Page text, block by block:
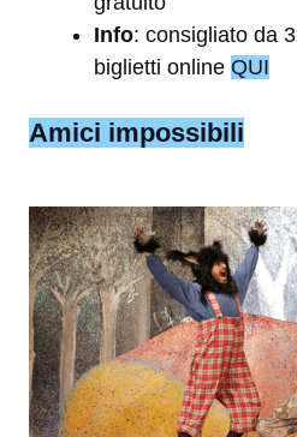
Info: consigliato da
biglietti online QUI
Amici impossibili